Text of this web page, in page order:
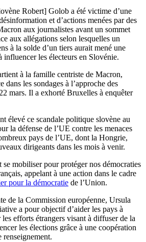
Robert] Golob a été victime d’une
et d’actions menées par des
aux journalistes avant un sommet
aux allégations selon lesquelles un
à la solde d’un tiers aurait mené une
influencer les électeurs en Slovénie.
à la famille centriste de Macron,
dans les sondages à l’approche des
mars. Il a exhorté Bruxelles à enquêter
élevé ce scandale politique slovène au
la défense de l’UE contre les menaces
pays de l’UE, dont la Hongrie,
dirigeants dans les mois à venir.
mobiliser pour protéger nos démocraties
appelant à une action dans le cadre
pour la démocratie de l’Union.
de la Commission européenne, Ursula
a pour objectif d’aider les pays à
efforts étrangers visant à diffuser de la
les élections grâce à une coopération
renseignement.